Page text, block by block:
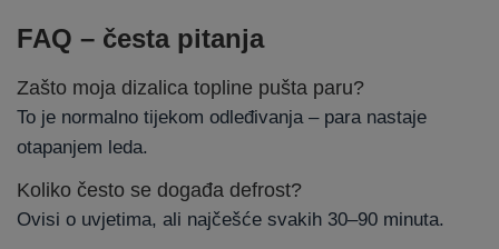
FAQ – česta pitanja
Zašto moja dizalica topline pušta paru?
To je normalno tijekom odleđivanja – para nastaje
otapanjem leda.
Koliko često se događa defrost?
Ovisi o uvjetima, ali najčešće svakih 30–90 minuta.